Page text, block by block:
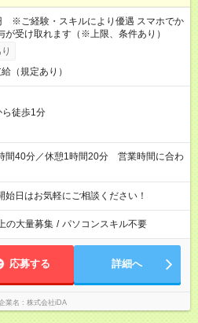
※ご経験・スキルにより優遇 スマホでか
が受け取れます（※上限、条件あり）
（規定あり）
ら徒歩1分
始日はお気軽にご相談ください！
の大量募集 / パソコンスキル不要
応募する 詳細へ
業名 株式会社iDA